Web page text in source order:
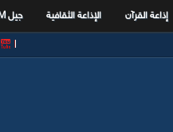
إذاعة القرآن الإذاعة الثقافية جيل FM